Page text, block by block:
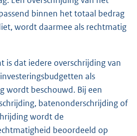
binnen het totaal bedrag
wordt daarmee als rechtmatig
is dat iedere overschrijding van
als
wordt beschouwd. Bij een
batenonderschrijding of
wordt de
beoordeeld op